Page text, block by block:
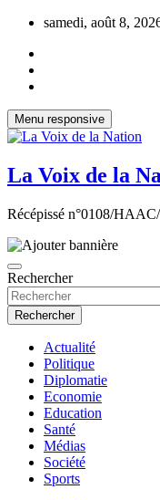
Aller
contenu
samedi, août 8,
Menu responsive
La Voix de la
Récépissé n°0108/
Rechercher
Rechercher
Actualité
Politique
Diplomatie
Economie
Education
Santé
Médias
Société
Sports